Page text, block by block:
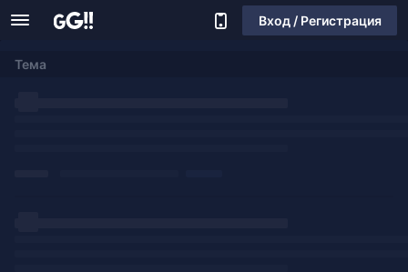
Вход / Регистрация
Тема